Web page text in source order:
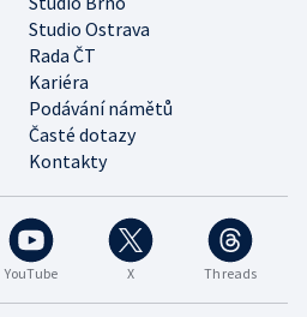
Studio Ostrava
Rada ČT
Kariéra
Podávání námětů
Časté dotazy
Kontakty
YouTube X Threads